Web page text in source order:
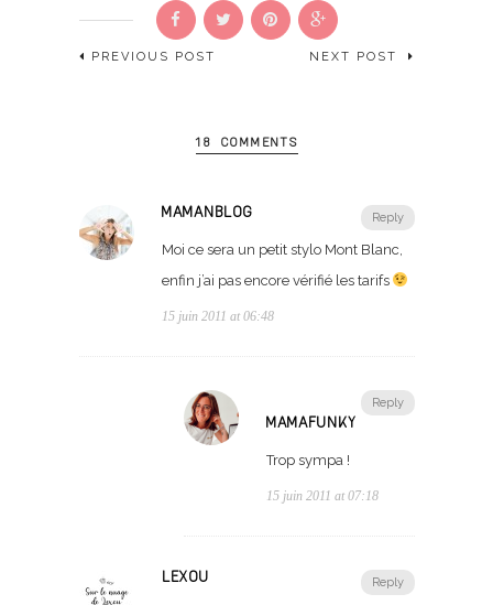
PREVIOUS POST NEXT POST
18 COMMENTS
Reply
MAMANBLOG
Moi ce sera un petit stylo Mont Blanc,
enfin j’ai pas encore vérifié les tarifs
15 juin 2011 at 06:48
Reply
MAMAFUNKY
Trop sympa !
15 juin 2011 at 07:18
Reply
LEXOU